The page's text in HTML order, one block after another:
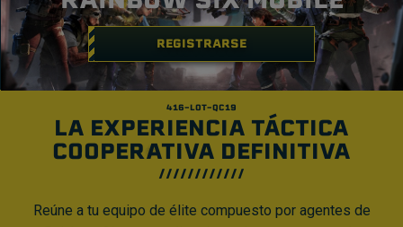
REGISTRARSE
LA EXPERIENCIA TÁCTICA
COOPERATIVA DEFINITIVA
Reúne a tu equipo de élite compuesto por agentes de